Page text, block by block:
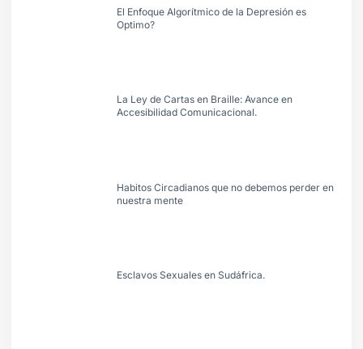
El Enfoque Algorítmico de la Depresión es
Optimo?
La Ley de Cartas en Braille: Avance en
Accesibilidad Comunicacional.
Habitos Circadianos que no debemos perder en
nuestra mente
Esclavos Sexuales en Sudáfrica.